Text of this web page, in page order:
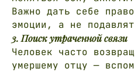
Важно дать себе
эмоции, а не
3. Поиск утраченной связи
Человек часто
умершему отцу —